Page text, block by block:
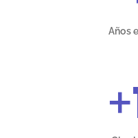
Años
+